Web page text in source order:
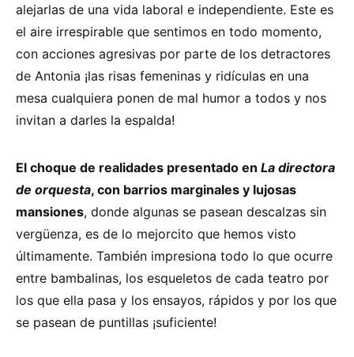
alejarlas de una vida laboral e independiente. Este es
el aire irrespirable que sentimos en todo momento,
con acciones agresivas por parte de los detractores
de Antonia ¡las risas femeninas y ridículas en una
mesa cualquiera ponen de mal humor a todos y nos
invitan a darles la espalda!
El choque de realidades presentado en La directora
de orquesta, con barrios marginales y lujosas
mansiones, donde algunas se pasean descalzas sin
vergüenza, es de lo mejorcito que hemos visto
últimamente. También impresiona todo lo que ocurre
entre bambalinas, los esqueletos de cada teatro por
los que ella pasa y los ensayos, rápidos y por los que
se pasean de puntillas ¡suficiente!